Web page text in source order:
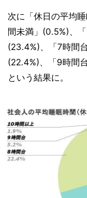
次に「休日の平均
間未満」(0.5%)、
(23.4%)、「7時間
(22.4%)、「9時間
という結果に。